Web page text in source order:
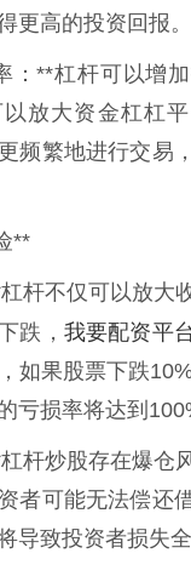
更高的投资回报。
：**杠杆可以增
放大资金杠杠
频繁地进行交易
**
杆不仅可以放大
跌， 我要配资平
如果股票下跌
亏损率将达到
杆炒股存在爆仓
者可能无法偿还
导致投资者损失全